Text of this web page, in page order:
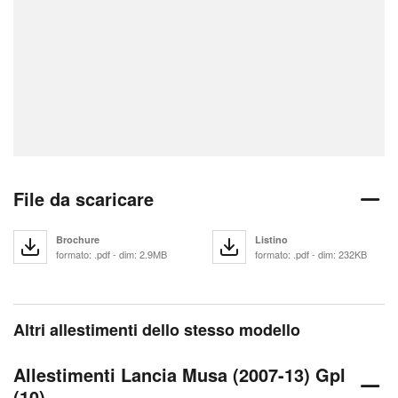
File da scaricare
Brochure
formato: .pdf - dim: 2.9MB
Listino
formato: .pdf - dim: 232KB
Altri allestimenti dello stesso modello
Allestimenti Lancia Musa (2007-13) Gpl